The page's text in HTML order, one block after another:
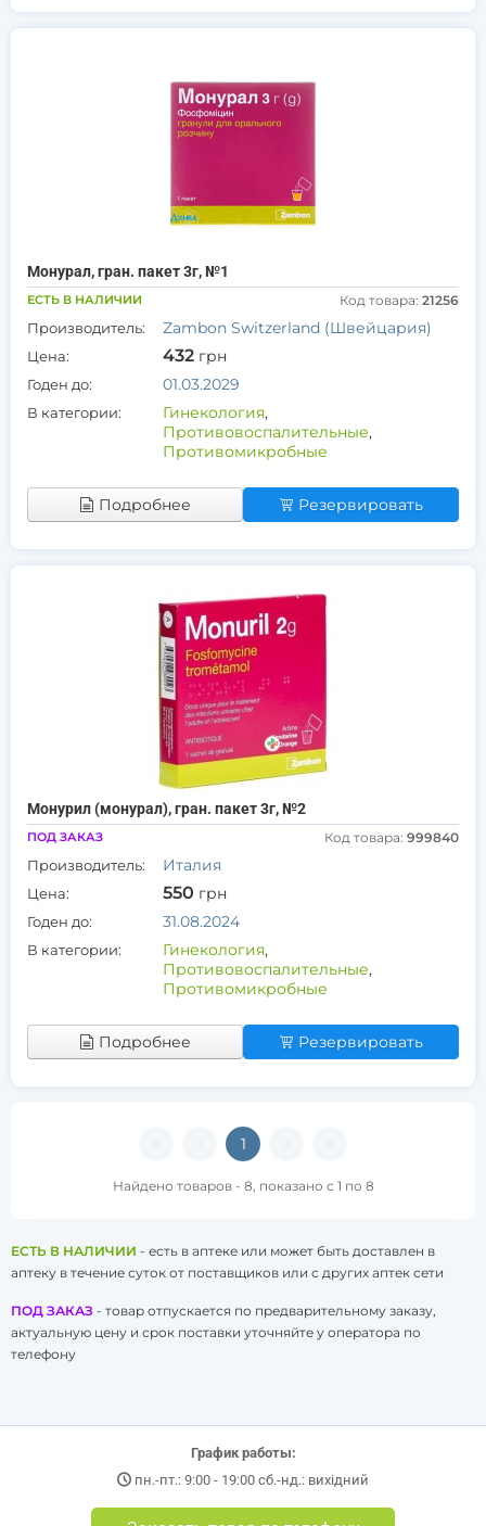
Монурал, гран. пакет 3г, №1
ЕСТЬ В НАЛИЧИИ Код товара: 21256
Производитель: Zambon Switzerland (Швейцария)
Цена: 432 грн
Годен до: 01.03.2029
В категории: Гинекология,
Противовоспалительные,
Противомикробные
Подробнее Резервировать
Монурил (монурал), гран. пакет 3г, №2
ПОД ЗАКАЗ Код товара: 999840
Производитель: Италия
Цена: 550 грн
Годен до: 31.08.2024
В категории: Гинекология,
Противовоспалительные,
Противомикробные
Подробнее Резервировать
1
Найдено товаров - 8, показано с 1 по 8
ЕСТЬ В НАЛИЧИИ - есть в аптеке или может быть доставлен в
аптеку в течение суток от поставщиков или с других аптек сети
ПОД ЗАКАЗ - товар отпускается по предварительному заказу,
актуальную цену и срок поставки уточняйте у оператора по
телефону
График работы:
пн.-пт.: 9:00 - 19:00 сб.-нд.: вихідний